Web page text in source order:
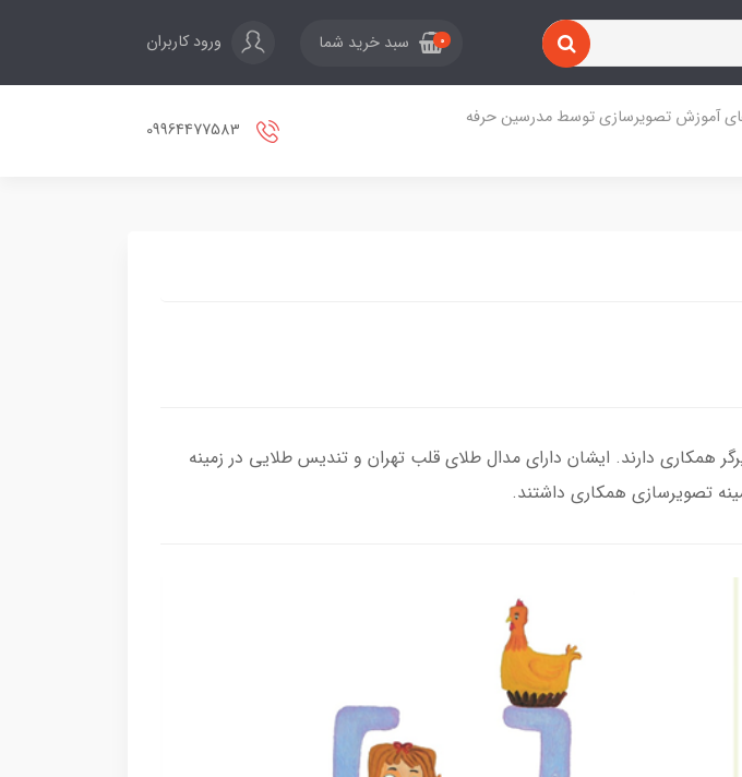
0 سبد خرید شما ورود کاربران
آموزش تصویرسازی توسط مدرسین حرفه
همکاری دارند. ایشان دارای مدال طلای قلب تهران و تندیس طلایی در زمینه
تصویرسازی همکاری داشتند.